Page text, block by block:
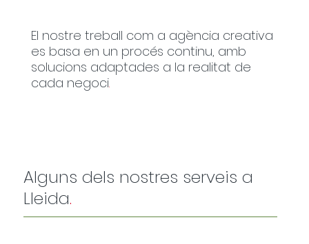
El nostre treball com a agència creativa
es basa en un procés continu, amb
solucions adaptades a la realitat de
cada negoci.
Alguns dels nostres serveis a
Lleida.